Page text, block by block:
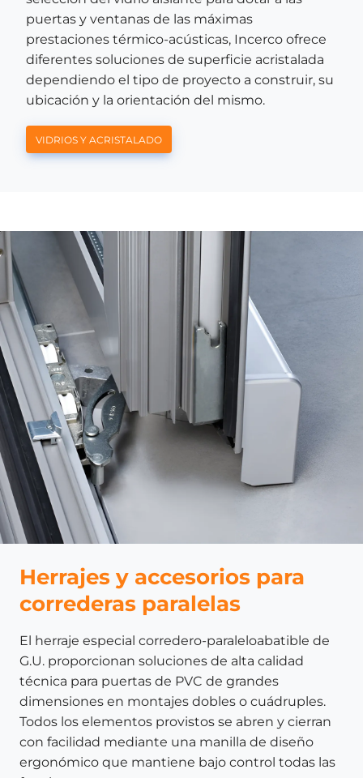
puertas y ventanas de las máximas
prestaciones térmico-acústicas, Incerco ofrece
diferentes soluciones de superficie acristalada
dependiendo el tipo de proyecto a construir, su
ubicación y la orientación del mismo.
VIDRIOS Y ACRISTALADO
Herrajes y accesorios para
correderas paralelas
El herraje especial corredero-paraleloabatible de
G.U. proporcionan soluciones de alta calidad
técnica para puertas de PVC de grandes
dimensiones en montajes dobles o cuádruples.
Todos los elementos provistos se abren y cierran
con facilidad mediante una manilla de diseño
ergonómico que mantiene bajo control todas las